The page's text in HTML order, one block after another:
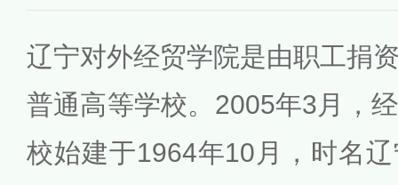
辽宁对外经贸学院是由职工捐
普通高等学校。2005年3月，
校始建于1964年10月，时名